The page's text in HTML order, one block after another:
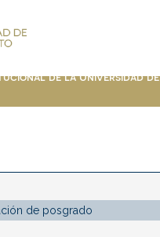
de la Universidad de